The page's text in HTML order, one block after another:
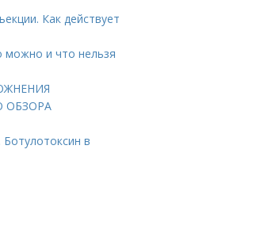
Как действует
можно и что нельзя
ОБЗОРА
в